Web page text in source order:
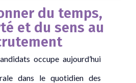
du temps,
et du sens au
occupe aujourd’hui
dans le quotidien des